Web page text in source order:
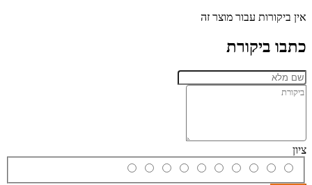
אין ביקורות עבור מוצר זה
כתבו ביקורת
ציון